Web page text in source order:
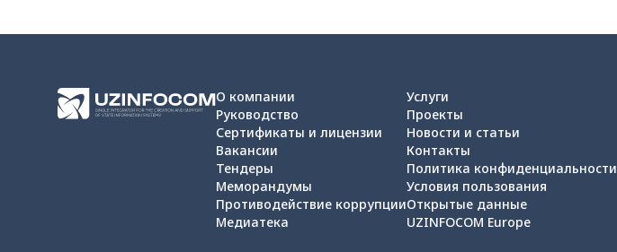
О компании
Руководство
Сертификаты и лицензии
Вакансии
Тендеры
Меморандумы
Противодействие коррупции
Медиатека
Услуги
Проекты
Новости и статьи
Контакты
Политика конфиденциальности
Условия пользования
Открытые данные
UZINFOCOM Europe